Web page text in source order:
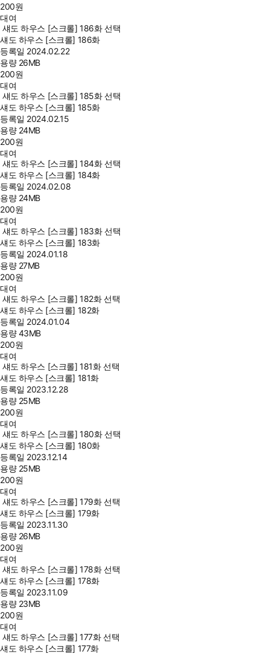
200원
대여
섀도 하우스 [스크롤] 186화 선택
섀도 하우스 [스크롤] 186화
등록일 2024.02.22
용량 26MB
200원
대여
섀도 하우스 [스크롤] 185화 선택
섀도 하우스 [스크롤] 185화
등록일 2024.02.15
용량 24MB
200원
대여
섀도 하우스 [스크롤] 184화 선택
섀도 하우스 [스크롤] 184화
등록일 2024.02.08
용량 24MB
200원
대여
섀도 하우스 [스크롤] 183화 선택
섀도 하우스 [스크롤] 183화
등록일 2024.01.18
용량 27MB
200원
대여
섀도 하우스 [스크롤] 182화 선택
섀도 하우스 [스크롤] 182화
등록일 2024.01.04
용량43MB
200원
대여
섀도 하우스 [스크롤] 181화 선택
섀도 하우스 [스크롤] 181화
등록일 2023.12.28
용량 25MB
200원
대여
섀도 하우스 [스크롤] 180화 선택
섀도 하우스 [스크롤] 180화
등록일 2023.12.14
용량 25MB
200원
대여
섀도 하우스 [스크롤] 179화 선택
섀도 하우스 [스크롤] 179화
등록일 2023.11.30
용량 26MB
200원
대여
섀도 하우스 [스크롤] 178화 선택
섀도 하우스 [스크롤] 178화
등록일 2023.11.09
용량 23MB
200원
대여
섀도 하우스 [스크롤] 177화 선택
섀도 하우스 [스크롤] 177화